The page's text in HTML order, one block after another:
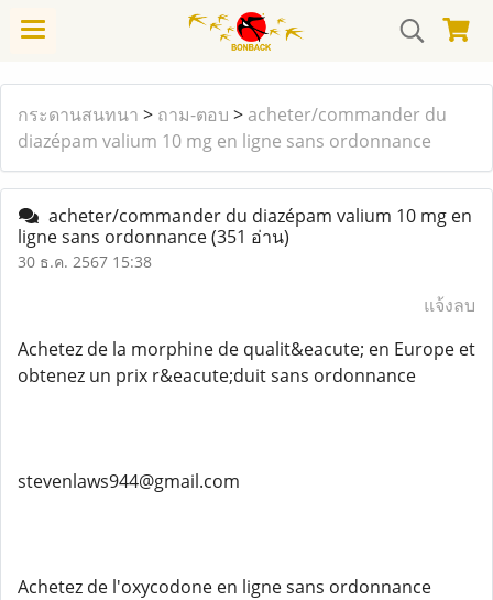
กระดานสนทนา > ถาม-ตอบ > acheter/commander du
diazépam valium 10 mg en ligne sans ordonnance
acheter/commander du diazépam valium 10 mg en
ligne sans ordonnance(351 อ่าน)
30 ธ.ค. 2567 15:38
แจ้งลบ
Achetez de la morphine de qualit&eacute; en Europe et
obtenez un prix r&eacute;duit sans ordonnance
stevenlaws944@gmail.com
Achetez de l'oxycodone en ligne sans ordonnance